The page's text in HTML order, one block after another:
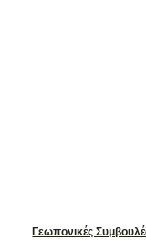
Γεωπονικές